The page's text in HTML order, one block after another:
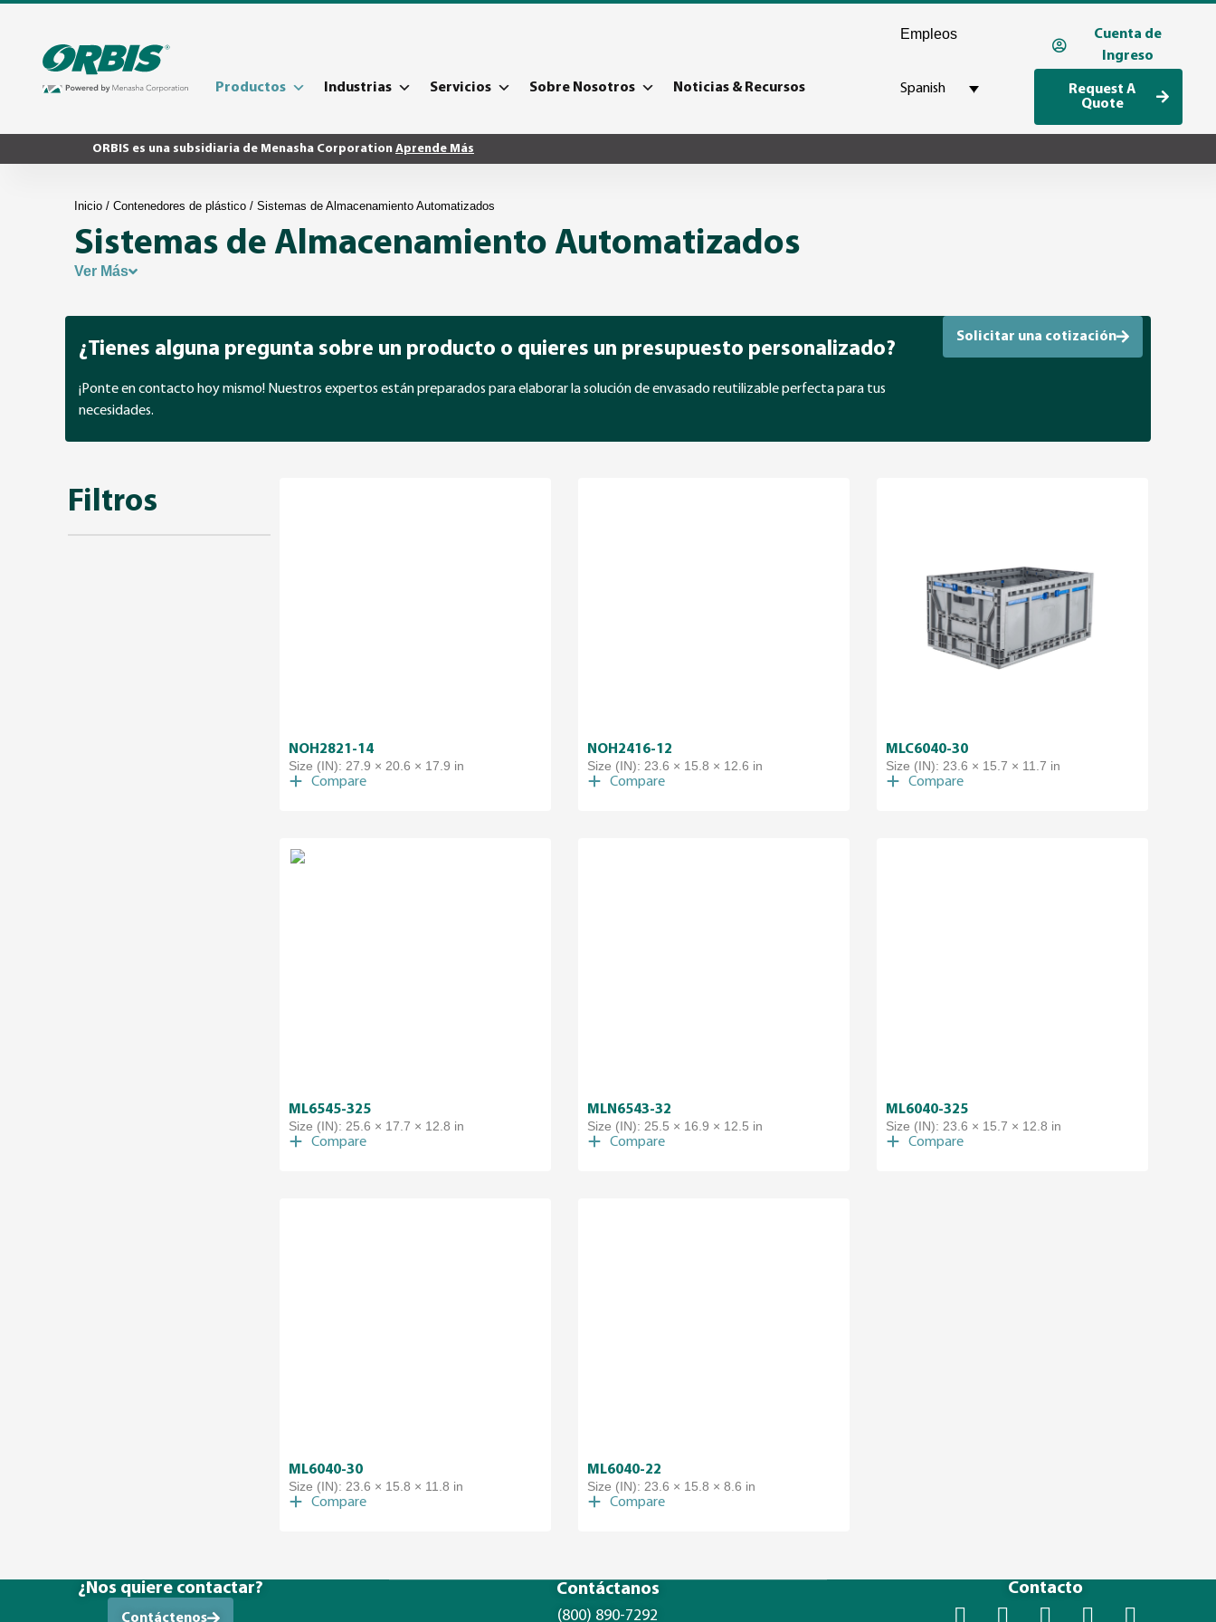
Productos Industrias Servicios Sobre Nosotros Noticias & Recursos
Empleos
Cuenta de
Ingreso
Spanish
Request A
Quote
ORBIS es una subsidiaria de Menasha Corporation Aprende Más
Inicio / Contenedores de plástico / Sistemas de Almacenamiento Automatizados
Sistemas de Almacenamiento Automatizados
Ver Más
¿Tienes alguna pregunta sobre un producto o quieres un presupuesto personalizado?
¡Ponte en contacto hoy mismo! Nuestros expertos están preparados para elaborar la solución de envasado reutilizable perfecta para tus
necesidades.
Solicitar una cotización
Filtros
NOH2821-14
Size (IN): 27.9 × 20.6 × 17.9 in
Compare
NOH2416-12
Size (IN): 23.6 × 15.8 × 12.6 in
Compare
MLC6040-30
Size (IN): 23.6 × 15.7 × 11.7 in
Compare
ML6545-325
Size (IN): 25.6 × 17.7 × 12.8 in
Compare
MLN6543-32
Size (IN): 25.5 × 16.9 × 12.5 in
Compare
ML6040-325
Size (IN): 23.6 × 15.7 × 12.8 in
Compare
ML6040-30
Size (IN): 23.6 × 15.8 × 11.8 in
Compare
ML6040-22
Size (IN): 23.6 × 15.8 × 8.6 in
Compare
¿Nos quiere contactar?
Contáctenos
Contáctanos
(800) 890-7292
Contacto